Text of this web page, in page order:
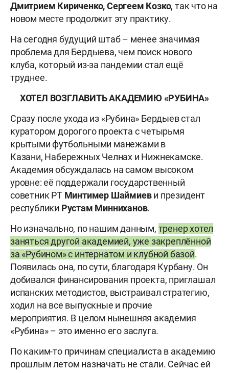
Дмитрием Кириченко, Сергеем Козко, так что на
новом месте продолжит эту практику.
На сегодня будущий штаб – менее значимая
проблема для Бердыева, чем поиск нового
клуба, который из-за пандемии стал ещё
труднее.
ХОТЕЛ ВОЗГЛАВИТЬ АКАДЕМИЮ «РУБИНА»
Сразу после ухода из «Рубина» Бердыев стал
куратором дорогого проекта с четырьмя
крытыми футбольными манежами в
Казани, Набережных Челнах и Нижнекамске.
Академия обсуждалась на самом высоком
уровне: её поддержали государственный
советник РТ Минтимер Шаймиеви президент
республики Рустам Минниханов.
Но изначально, по нашим данным, тренер хотел
заняться другой академией, уже закреплённой
за «Рубином» с интернатом и клубной базой.
Появилась она, по сути, благодаря Курбану. Он
добивался финансирования проекта, приглашал
испанских методистов, выстраивал стратегию,
ходил на все выпускные и прочие
мероприятия. В целом нынешняя академия
«Рубина» – это именно его заслуга.
По каким-то причинам специалиста в академию
прошлым летом назначать не стали. Сейчас ей